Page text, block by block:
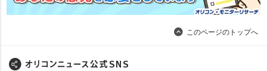
このページのトップへ